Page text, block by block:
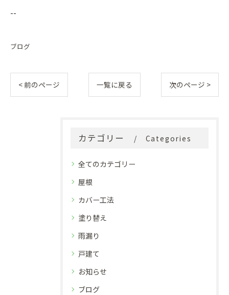
--
ブログ
< 前のページ 一覧に戻る 次のページ >
カテゴリー Categories
全てのカテゴリー
屋根
カバー工法
塗り替え
雨漏り
戸建て
お知らせ
ブログ